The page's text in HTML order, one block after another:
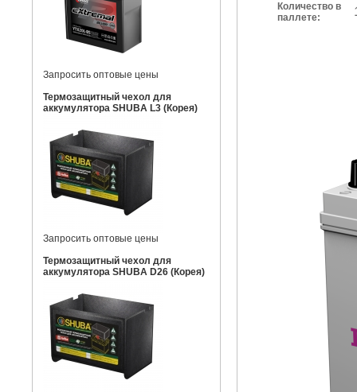
Запросить оптовые цены
Термозащитный чехол для
аккумулятора SHUBA L3 (Корея)
Запросить оптовые цены
Термозащитный чехол для
аккумулятора SHUBA D26 (Корея)
Количество в
паллете: